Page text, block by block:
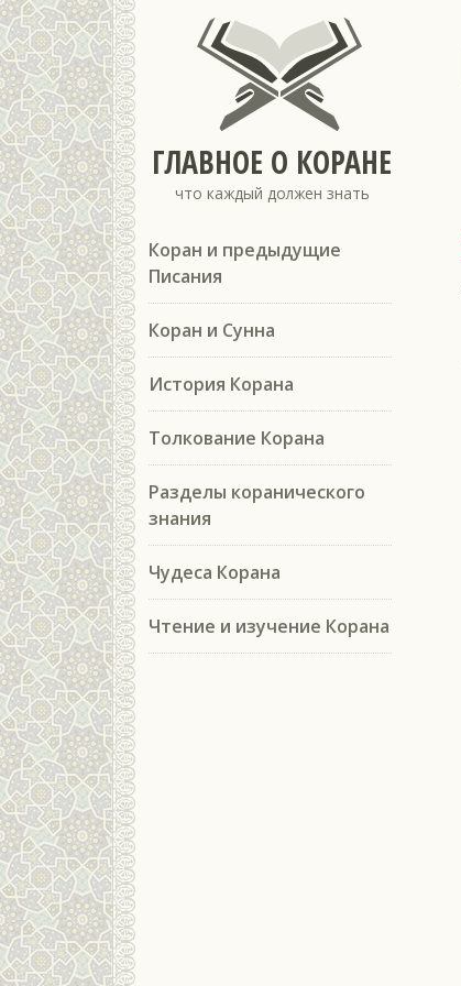
ГЛАВНОЕ О КОРАНЕ
что каждый должен знать
Коран и предыдущие
Писания
Коран и Сунна
История Корана
Толкование Корана
Разделы коранического
знания
Чудеса Корана
Чтение и изучение Корана